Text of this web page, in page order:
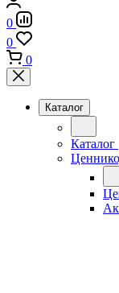
0
0
0
Каталог
Каталог